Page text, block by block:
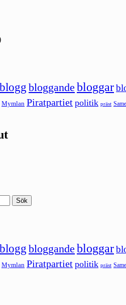
blogg bloggande bloggar
Mymlan Piratpartiet politik präst
blogg bloggande bloggar
Mymlan Piratpartiet politik präst